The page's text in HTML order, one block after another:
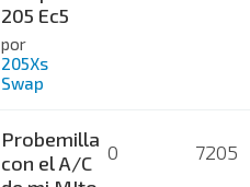
205 Ec5
por
205Xs
Swap
Probemilla
con el A/C
0 7205